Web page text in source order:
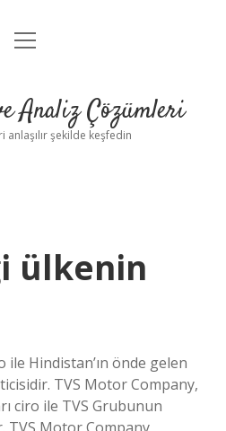
Anasayfa
Uyarı
menüyü
Analiz Çözümleri
anlaşılır şekilde keşfedin
ülkenin
ile Hindistan’ın önde gelen
TVS Motor Company,
ciro ile TVS Grubunun